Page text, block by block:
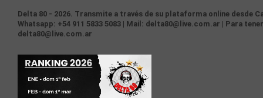
Delta 80 - 2026. Transmite a través de su plataforma online desde
Whatsapp: +54 911 5833 5083 | Mail: delta80@live.com.ar | Para
delta80@live.com.ar